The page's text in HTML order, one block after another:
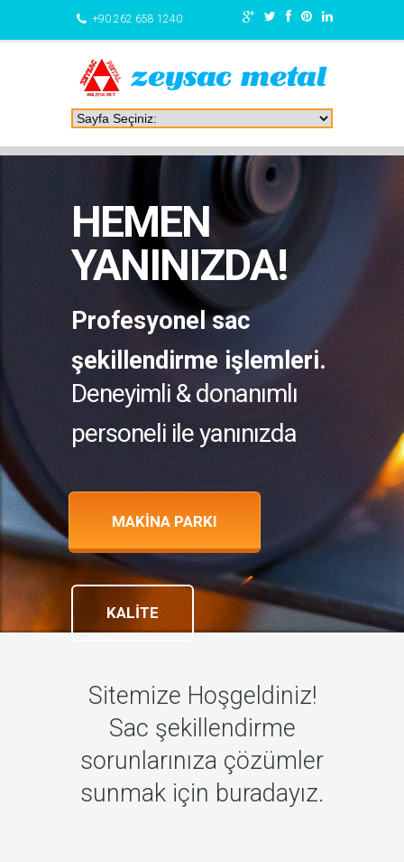
+90 262 658 1240
HEMEN
YANINIZDA!
Profesyonel sac
şekillendirme işlemleri.
Deneyimli & donanımlı
personeli ile yanınızda
MAKİNA PARKI
KALİTE
Sitemize Hoşgeldiniz!
Sac şekillendirme
sorunlarınıza çözümler
sunmak için buradayız.